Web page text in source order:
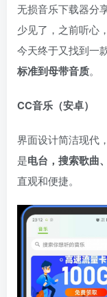
无损音乐下载器分
少见了，之前听心
今天终于又找到一
标准到母带音质。
CC音乐（安卓）
界面设计简洁现代
是电台，搜索歌曲
直观和便捷。